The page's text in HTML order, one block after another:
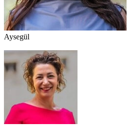
Aysegül